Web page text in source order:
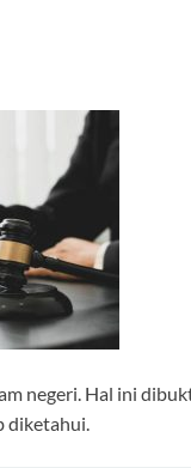
negeri. Hal ini
diketahui.